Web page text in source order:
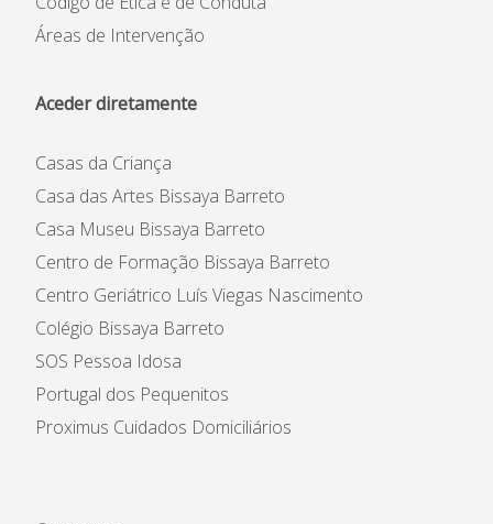
Áreas de Intervenção
Aceder diretamente
Casas da Criança
Casa das Artes Bissaya Barreto
Casa Museu Bissaya Barreto
Centro de Formação Bissaya Barreto
Centro Geriátrico Luís Viegas Nascimento
Colégio Bissaya Barreto
SOS Pessoa Idosa
Portugal dos Pequenitos
Proximus Cuidados Domiciliários